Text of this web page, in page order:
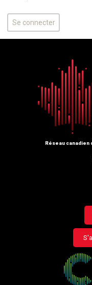
Réseau canadien